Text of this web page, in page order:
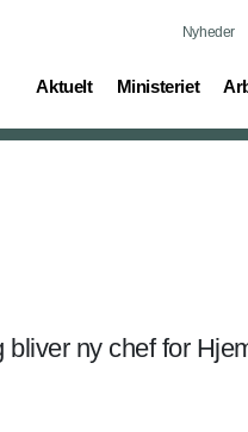
Nyheder
Aktuelt
(current) Ministeriet
(current)
bliver ny chef for